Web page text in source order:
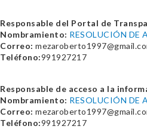
Responsable del Portal de
Nombramiento: RESOLUCIÓN DE
Correo:
Teléfono:991927217
Responsable de acceso a la
Nombramiento: RESOLUCIÓN DE
Correo:
Teléfono:991927217